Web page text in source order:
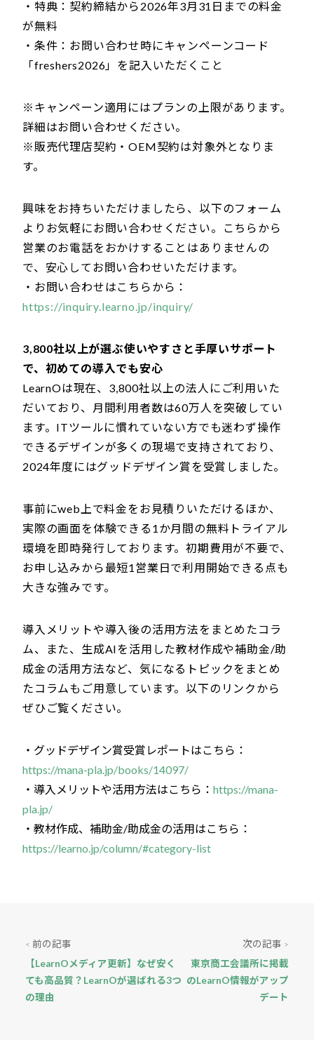
・特典：契約締結から2026年3月31日までの料金
が無料
・条件：お問い合わせ時にキャンペーンコード
「freshers2026」を記入いただくこと
※キャンペーン適用にはプランの上限があります。
詳細はお問い合わせください。
※販売代理店契約・OEM契約は対象外となりま
す。
興味をお持ちいただけましたら、以下のフォーム
よりお気軽にお問い合わせください。こちらから
営業のお電話をおかけすることはありませんの
で、安心してお問い合わせいただけます。
・お問い合わせはこちらから：
https://inquiry.learno.jp/inquiry/
3,800社以上が選ぶ使いやすさと手厚いサポート
で、初めての導入でも安心
LearnOは現在、3,800社以上の法人にご利用いた
だいており、月間利用者数は60万人を突破してい
ます。ITツールに慣れていない方でも迷わず操作
できるデザインが多くの現場で支持されており、
2024年度にはグッドデザイン賞を受賞しました。
事前にweb上で料金をお見積りいただけるほか、
実際の画面を体験できる1か月間の無料トライアル
環境を即時発行しております。初期費用が不要で、
お申し込みから最短1営業日で利用開始できる点も
大きな強みです。
導入メリットや導入後の活用方法をまとめたコラ
ム、また、生成AIを活用した教材作成や補助金/助
成金の活用方法など、気になるトピックをまとめ
たコラムもご用意しています。以下のリンクから
ぜひご覧ください。
・グッドデザイン賞受賞レポートはこちら：
https://mana-pla.jp/books/14097/
・導入メリットや活用方法はこちら： https://mana-
pla.jp/
・教材作成、補助金/助成金の活用はこちら：
https://learno.jp/column/#category-list
< 前の記事
【LearnOメディア更新】なぜ安く
ても高品質？LearnOが選ばれる3つ
の理由
次の記事 >
東京商工会議所に掲載
のLearnO情報がアップ
デート